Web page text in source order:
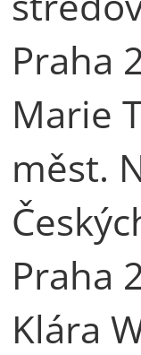
Praha
Marie
měst.
Praha
Klára